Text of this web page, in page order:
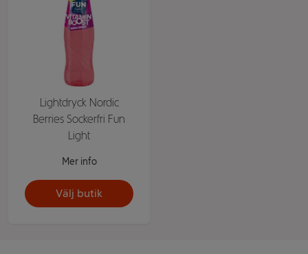
Lightdryck Nordic
Berries Sockerfri Fun
Light
Mer info
Välj butik